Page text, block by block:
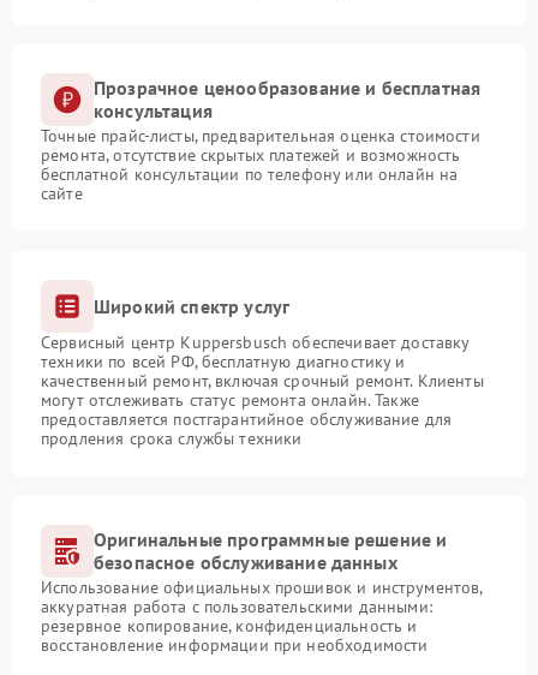
Прозрачное ценообразование и бесплатная
консультация
Точные прайс-листы, предварительная оценка стоимости
ремонта, отсутствие скрытых платежей и возможность
бесплатной консультации по телефону или онлайн на
сайте
Широкий спектр услуг
Сервисный центр Kuppersbusch обеспечивает доставку
техники по всей РФ, бесплатную диагностику и
качественный ремонт, включая срочный ремонт. Клиенты
могут отслеживать статус ремонта онлайн. Также
предоставляется постгарантийное обслуживание для
продления срока службы техники
Оригинальные программные решение и
безопасное обслуживание данных
Использование официальных прошивок и инструментов,
аккуратная работа с пользовательскими данными:
резервное копирование, конфиденциальность и
восстановление информации при необходимости